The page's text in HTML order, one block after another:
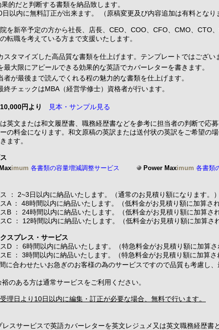
的だと判断する書類を納品致します。
以内に無料訂正が出来ます。 （原稿変更及び内容追加は有料となり
を新卒予定の方から社長、店長、CEO、COO、CFO、CMO、CTO
転職を考えている方まで支援いたします。
スタマイズした高品質な書類を仕上げます。テンプレートではござい
最大限にアピールできる効果的な英語でカバーレターを書きます。
者が最後まで読んでくれる程の魅力的な書類を仕上げます。
終チェックはMBA（経営学修士）資格者が行います。
円より 見本・サンプル見る
は英文または和文履歴書、職務経歴書などを参考に担当者の判断で応
の料金になります。和文原稿の英訳または送付状の英訳をご希望の
ます。
imum 各書類の容量増減調整サービス Power Maximum 各書類
： 2~3日以内に納品いたします。（通常のお見積り額になります。）
A ： 48時間以内に納品いたします。（低料金がお見積り額に加算され
B ： 24時間以内に納品いたします。（低料金がお見積り額に加算さ
C ： 12時間以内に納品いたします。（低料金がお見積り額に加算さ
スプレス・サービス
D ： 6時間以内に納品いたします。（特急料金がお見積り額に加算さ
E ： 3時間以内に納品いたします。（特急料金がお見積り額に加算さ
に合わせたいお急ぎのお客様の為のサービスですので品質も考慮し
のある方は通常サービスをご利用ください。
理日より10日以内に編集・訂正が必要な場合、無料で行います。
レスサービスで英語カバーレターを英文レジュメ又は英文職務経歴書